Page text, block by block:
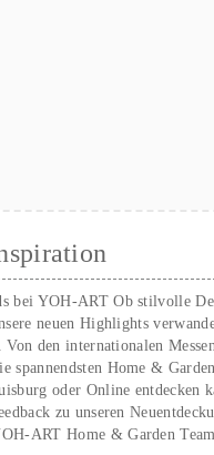
bei YOH‑ART Ob stilvolle
neuen Highlights
den internationalen
spannendsten Home &
oder Online entdecken
zu unseren
Home & Garden Team.